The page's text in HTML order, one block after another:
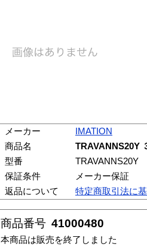
メーカー
IMATION
商品名
TRAVANNS20Y
型番
TRAVANNS20Y
保証条件
メーカー保証
返品について
特定商取引法に
商品番号 41000480
本商品は販売を終了しました